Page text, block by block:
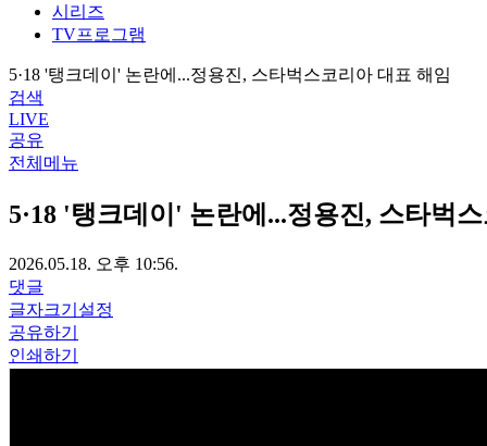
시리즈
TV프로그램
5·18 '탱크데이' 논란에...정용진, 스타벅스코리아 대표 해임
검색
LIVE
공유
전체메뉴
5·18 '탱크데이' 논란에...정용진, 스타벅
2026.05.18. 오후 10:56.
댓글
글자크기설정
공유하기
인쇄하기